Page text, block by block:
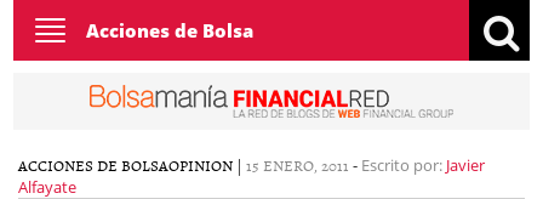
Toggle
navigation
Acciones de Bolsa
ACCIONES DE BOLSAOPINION | 15 ENERO, 2011 - Escrito por: Javier
Alfayate